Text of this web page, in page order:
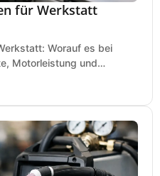
für Werkstatt
Worauf es bei
Motorleistung und